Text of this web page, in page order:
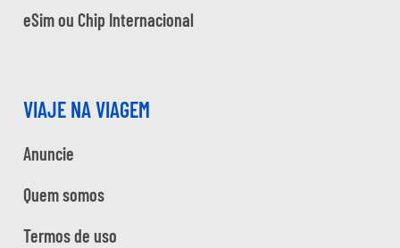
eSim ou Chip Internacional
VIAJE NA VIAGEM
Anuncie
Quem somos
Termos de uso